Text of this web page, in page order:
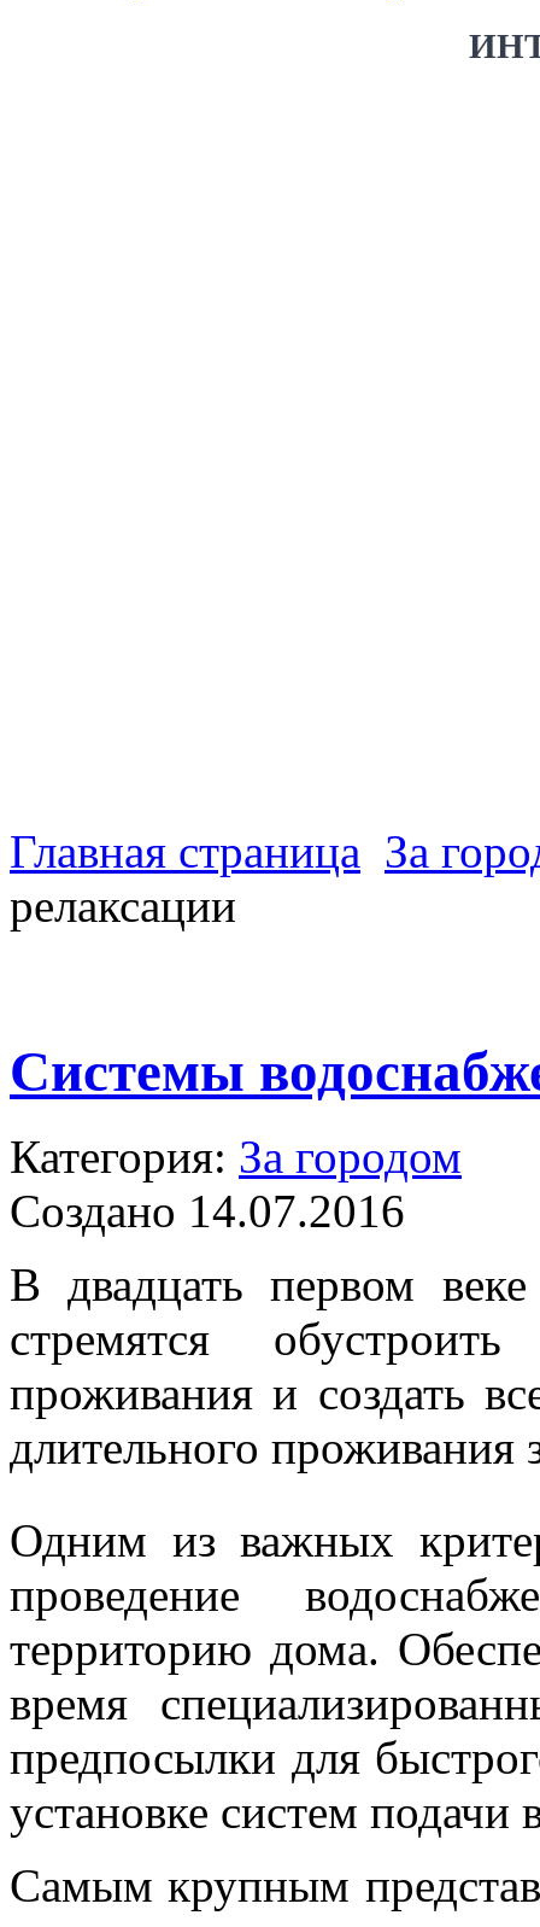
Главная страница За
релаксации
Системы
Категория: За городом
Создано 14.07.2016
В двадцать первом
стремятся
проживания и создать
длительного проживания
Одним из важных
проведение
территорию дома.
время
предпосылки для
установке систем подачи
Самым крупным